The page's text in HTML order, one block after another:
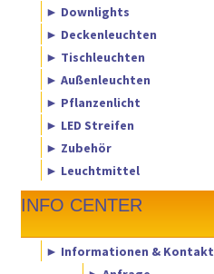
► Downlights
► Deckenleuchten
► Tischleuchten
► Außenleuchten
► Pflanzenlicht
► LED Streifen
► Zubehör
► Leuchtmittel
INFO CENTER
► Informationen & Kontakt